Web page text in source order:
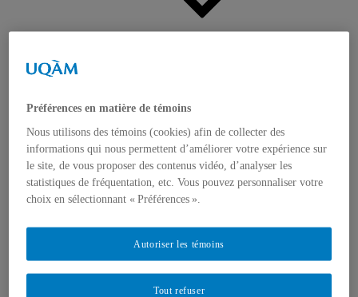
Événements à venir
Perspectives et dialogue
Axes de recherche
Base de données
Programmation scientifique
Préférences en matière de témoins
Nous utilisons des témoins (cookies) afin de collecter des
informations qui nous permettent d’améliorer votre expérience sur
le site, de vous proposer des contenus vidéo, d’analyser les
statistiques de fréquentation, etc. Vous pouvez personnaliser votre
choix en sélectionnant « Préférences ».
Tout refuser
Autoriser les témoins